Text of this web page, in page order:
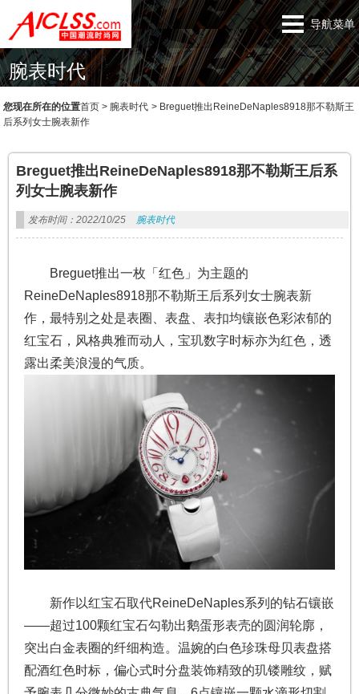
导航菜单
腕表时代
您现在所在的位置首页 > 腕表时代 > Breguet推出ReineDeNaples8918那不勒斯王
后系列女士腕表新作
Breguet推出ReineDeNaples8918那不勒斯王后系
列女士腕表新作
发布时间：2022/10/25 腕表时代
Breguet推出一枚「红色」为主题的
ReineDeNaples8918那不勒斯王后系列女士腕表新
作，最特别之处是表圈、表盘、表扣均镶嵌色彩浓郁的
红宝石，风格典雅而动人，宝玑数字时标亦为红色，透
露出柔美浪漫的气质。
新作以红宝石取代ReineDeNaples系列的钻石镶嵌
——超过100颗红宝石勾勒出鹅蛋形表壳的圆润轮廓，
突出白金表圈的纤细构造。温婉的白色珍珠母贝表盘搭
配酒红色时标，偏心式时分盘装饰精致的玑镂雕纹，赋